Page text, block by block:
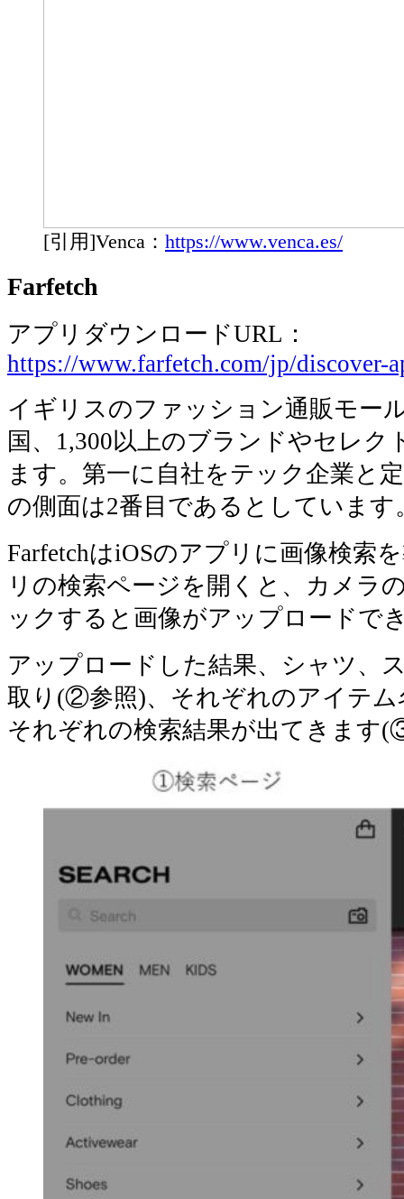
[引用]Venca： https://www.venca.es/
Farfetch
アプリダウンロードURL：
https://www.farfetch.com/jp/discover-
イギリスのファッション通販モー
国、1,300以上のブランドやセレ
ます。第一に自社をテック企業と
の側面は2番目であるとしています
FarfetchはiOSのアプリに画像検索
リの検索ページを開くと、カメラ
ックすると画像がアップロードで
アップロードした結果、シャツ、
取り(②参照)、それぞれのアイテ
それぞれの検索結果が出てきます